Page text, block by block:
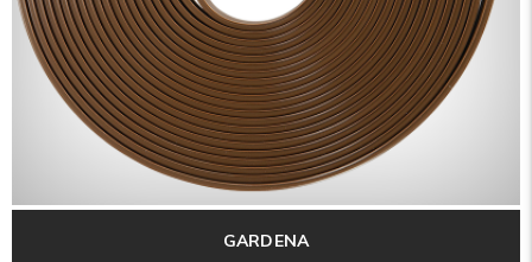
GARDENA